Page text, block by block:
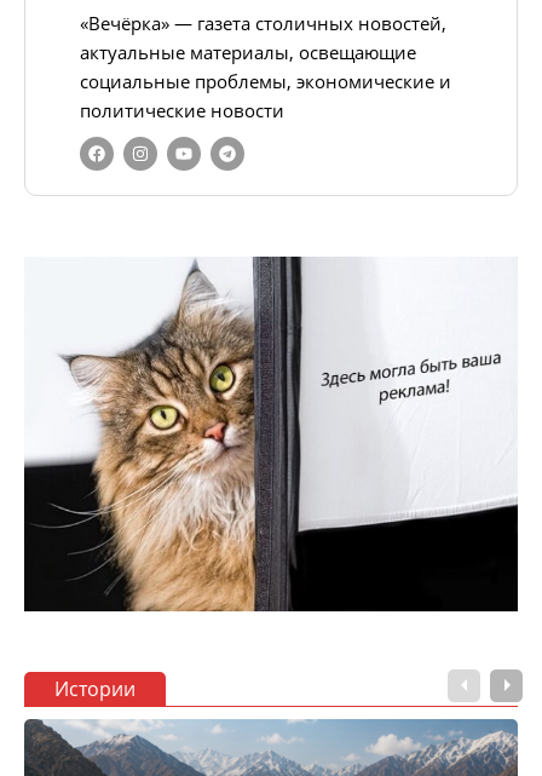
«Вечёрка» — газета столичных новостей,
актуальные материалы, освещающие
социальные проблемы, экономические и
политические новости
Истории